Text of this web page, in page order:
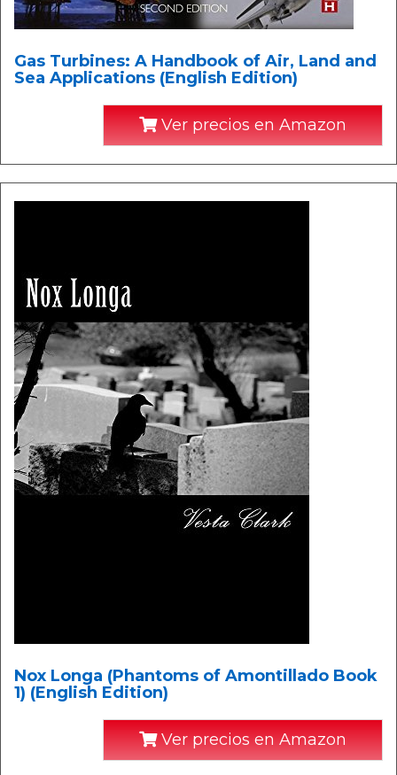
Gas Turbines: A Handbook of Air, Land and
Sea Applications (English Edition)
Ver precios en Amazon
Nox Longa (Phantoms of Amontillado Book
1) (English Edition)
Ver precios en Amazon